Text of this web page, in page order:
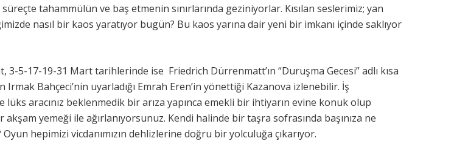
tahammülün ve baş etmenin sınırlarında geziniyorlar. Kısılan seslerimiz; yan
nasıl bir kaos yaratıyor bugün? Bu kaos yarına dair yeni bir imkanı içinde saklıyor
3-5-17-19-31 Mart tarihlerinde ise Friedrich Dürrenmatt’ın “Duruşma Gecesi” adlı kısa
Irmak Bahçeci’nin uyarladığı Emrah Eren’in yönettiği Kazanova izlenebilir. İş
lüks aracınız beklenmedik bir arıza yapınca emekli bir ihtiyarın evine konuk olup
yemeği ile ağırlanıyorsunuz. Kendi halinde bir taşra sofrasında başınıza ne
hepimizi vicdanımızın dehlizlerine doğru bir yolculuğa çıkarıyor.